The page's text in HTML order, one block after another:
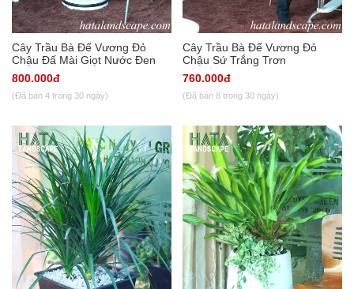
Cây Trầu Bà Đế Vương Đỏ
Chậu Đấ Mài Giọt Nước Đen
800.000đ
(Đã bán 4 trong 30 ngày)
Cây Trầu Bà Đế Vương Đỏ
Chậu Sứ Trắng Trơn
760.000đ
(Đã bán 8 trong 30 ngày)